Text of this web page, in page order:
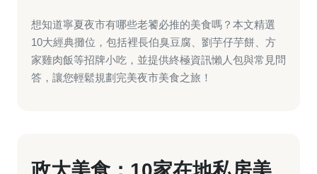
想知道寧夏夜市有哪些老饕必推的美食嗎？本文精選
10大經典攤位，包括裡長伯臭豆腐、劉芋仔芋餅、方
家雞肉飯等招牌小吃，並提供終極資訊懶人包與常見問
答，讓您輕鬆規劃完美夜市美食之旅！